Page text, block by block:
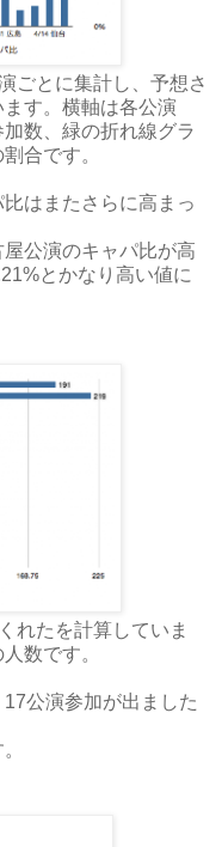
ごとに集計し、予想さ
す。横軸は各公演
数、緑の折れ線グラ
合です。
はまたさらに高まっ
公演のキャパ比が高
とかなり高い値に
れたを計算していま
数です。
公演参加が出ました